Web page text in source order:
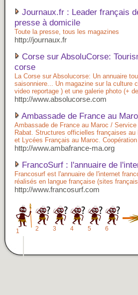
Journaux.fr : Leader français
presse à domicile
Toute la presse, tous les magazines
http://journaux.fr
Corse sur AbsoluCorse:
corse
La Corse sur Absolucorse: Un annuaire
saisonniere... Un magazine sur la culture
video reportage ) et une galerie photo (+
http://www.absolucorse.com
Ambassade de France au
Ambassade de France au Maroc /
Rabat. Structures officielles françaises
et Lycées Français au Maroc.
http://www.ambafrance-ma.org
FrancoSurf : l'annuaire de
Francosurf est l'annuaire de l'internet
réalisés en langue française (sites
http://www.francosurf.com
1 2 3 4 5 6